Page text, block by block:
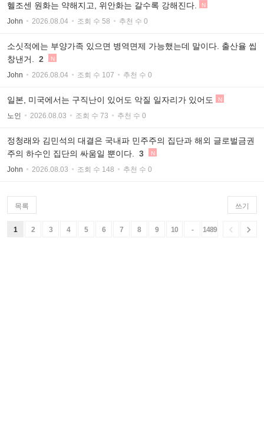
헬조센 원화는 약해지고, 위안화는 갈수록 강해진다. N
John 2026.08.04 조회 수 58 추천 수 0
소싯적에는 부양가족 있으면 병역면제 가능했는데 말이다. 출산율 씹
창낸거.
2 N
John 2026.08.04 조회 수 107 추천 수 0
일본, 미국에서는 구직난이 있어도 악질 일자리가 있어도 N
노인 2026.08.03 조회 수 73 추천 수 0
정청래와 김민석의 대결은 국내파 민주주의 집단과 해외 글로벌금권
주의 하수인 집단의 싸움일 뿐이다.
3 N
John 2026.08.03 조회 수 148 추천 수 0
목록 쓰기
1 2 3 4 5 6 7 8 9 10 - 1489  